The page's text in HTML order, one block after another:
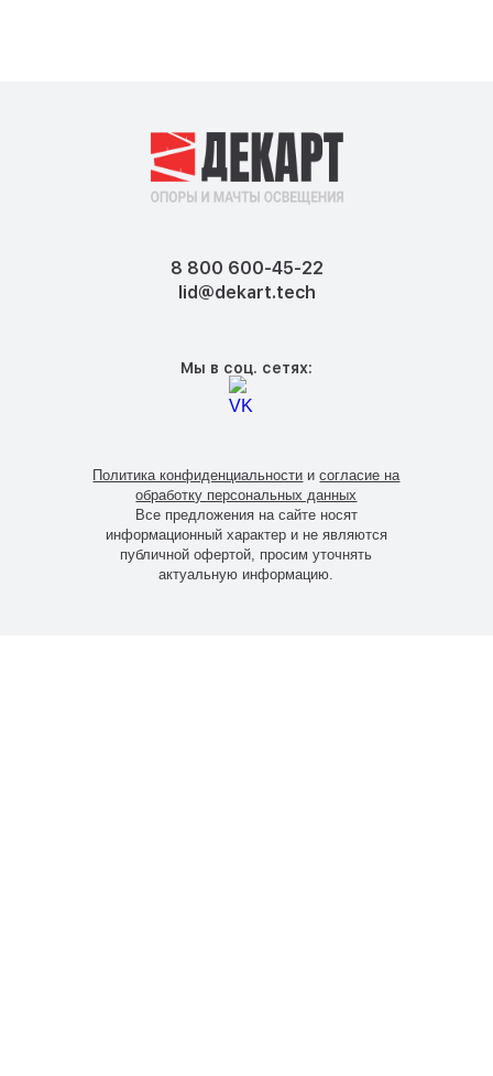
8 800 600-45-22
lid@dekart.tech
Мы в соц. сетях:
Все предложения на сайте носят
информационный характер и не являются
публичной офертой, просим уточнять
актуальную информацию.
Политика конфиденциальности исогласие на
обработку персональных данных